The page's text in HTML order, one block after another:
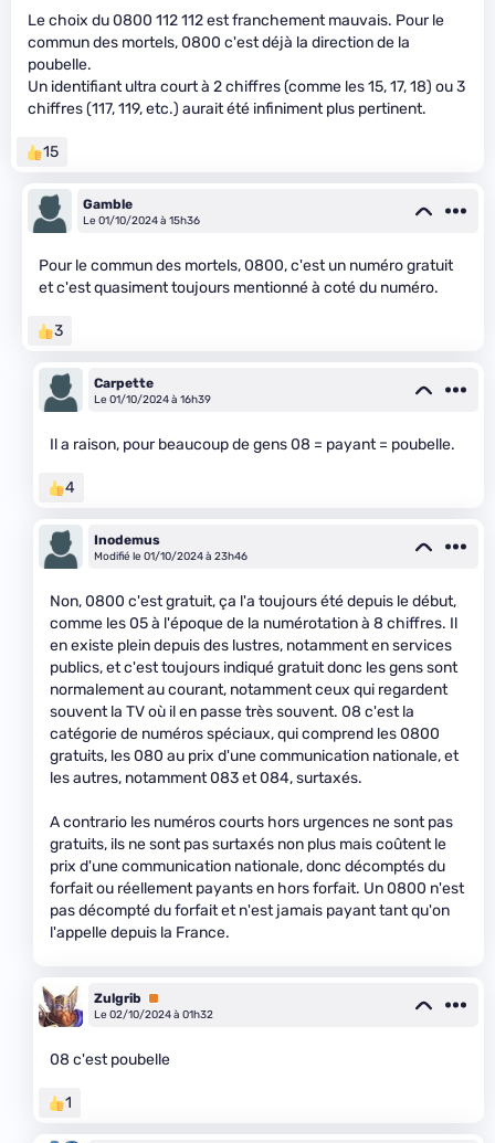
Le choix du 0800 112 112 est franchement mauvais. Pour le
commun des mortels, 0800 c'est déjà la direction de la
poubelle.
Un identifiant ultra court à 2 chiffres (comme les 15, 17, 18) ou 3
chiffres (117, 119, etc.) aurait été infiniment plus pertinent.
15
Gamble
Le 01/10/2024 à 15h36
Pour le commun des mortels, 0800, c'est un numéro gratuit
et c'est quasiment toujours mentionné à coté du numéro.
3
Carpette
Le 01/10/2024 à 16h39
Il a raison, pour beaucoup de gens 08 = payant = poubelle.
4
Inodemus
Modifié le 01/10/2024 à 23h46
Non, 0800 c'est gratuit, ça l'a toujours été depuis le début,
comme les 05 à l'époque de la numérotation à 8 chiffres. Il
en existe plein depuis des lustres, notamment en services
publics, et c'est toujours indiqué gratuit donc les gens sont
normalement au courant, notamment ceux qui regardent
souvent la TV où il en passe très souvent. 08 c'est la
catégorie de numéros spéciaux, qui comprend les 0800
gratuits, les 080 au prix d'une communication nationale, et
les autres, notamment 083 et 084, surtaxés.
A contrario les numéros courts hors urgences ne sont pas
gratuits, ils ne sont pas surtaxés non plus mais coûtent le
prix d'une communication nationale, donc décomptés du
forfait ou réellement payants en hors forfait. Un 0800 n'est
pas décompté du forfait et n'est jamais payant tant qu'on
l'appelle depuis la France.
Zulgrib
Premium
Le 02/10/2024 à 01h32
08 c'est poubelle
1